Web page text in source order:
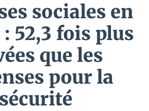
sociales en
52,3 fois plus
que les
pour la
sécurité